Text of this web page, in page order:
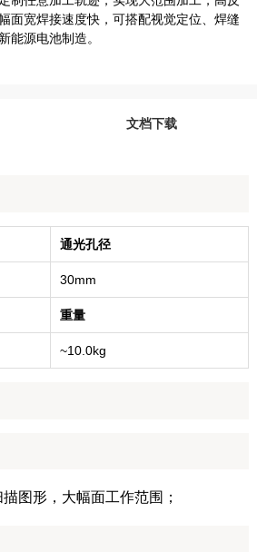
面宽焊接速度快，可搭配视觉定位、焊缝
能源电池制造。
文档下载
通光孔径
30mm
重量
~10.0kg
图形，大幅面工作范围；